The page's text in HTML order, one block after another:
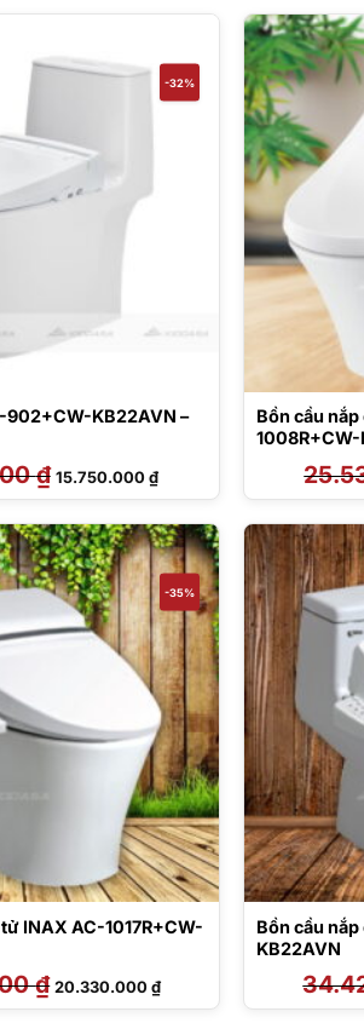
29.980.000 ₫.
-32%
902+CW-KB22AVN –
₫ Giá
gốc
là:
15.750.000₫Giá
hiện
tại
15.750.000 ₫.
Bồn cầu
1008R+CW-
-35%
INAX AC-1017R+CW-
₫ Giá
gốc
là:
20.330.000₫Giá
hiện
tại
Bồn cầu
KB22AVN